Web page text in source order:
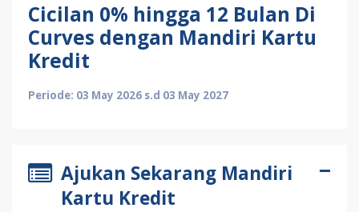
Cicilan 0% hingga 12 Bulan Di
Curves dengan Mandiri Kartu
Kredit
Periode: 03 May 2026 s.d 03 May 2027
Ajukan Sekarang Mandiri
Kartu Kredit